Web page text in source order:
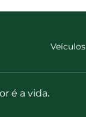
Veículos
é a vida.